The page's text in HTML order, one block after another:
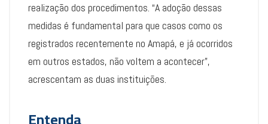
realização dos procedimentos. “A adoção dessas
medidas é fundamental para que casos como os
registrados recentemente no Amapá, e já ocorridos
em outros estados, não voltem a acontecer”,
acrescentam as duas instituições.